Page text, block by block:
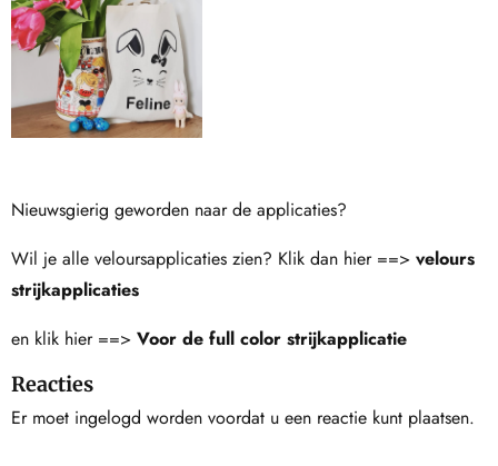
Nieuwsgierig geworden naar de applicaties?
Wil je alle veloursapplicaties zien? Klik dan hier ==> velours
strijkapplicaties
en klik hier ==> Voor de full color strijkapplicatie
Reacties
Er moet ingelogd worden voordat u een reactie kunt plaatsen.